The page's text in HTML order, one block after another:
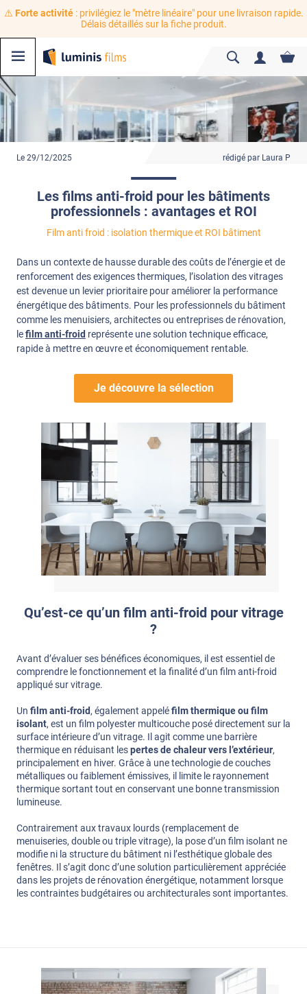
⚠️ Forte activité: privilégiez le "mètre linéaire" pour une livraison rapide.
Délais détaillés sur la fiche produit.
Le 29/12/2025 rédigé par Laura P
Les films anti-froid pour les bâtiments
professionnels : avantages et ROI
Film anti froid : isolation thermique et ROI bâtiment
Dans un contexte de hausse durable des coûts de l’énergie et de
renforcement des exigences thermiques, l’isolation des vitrages
est devenue un levier prioritaire pour améliorer la performance
énergétique des bâtiments. Pour les professionnels du bâtiment
comme les menuisiers, architectes ou entreprises de rénovation,
lefilm anti-froid représente une solution technique efficace,
rapide à mettre en œuvre et économiquement rentable.
Je découvre la sélection
Qu’est-ce qu’un film anti-froid pour vitrage
?
Avant d’évaluer ses bénéfices économiques, il est essentiel de
comprendre le fonctionnement et la finalité d’un film anti-froid
appliqué sur vitrage.
Un film anti-froid, également appeléfilm thermique ou film
isolant, est un film polyester multicouche posé directement sur la
surface intérieure d’un vitrage. Il agit comme une barrière
thermique en réduisant lespertes de chaleur vers l’extérieur,
principalement en hiver. Grâce à une technologie de couches
métalliques ou faiblement émissives, il limite le rayonnement
thermique sortant tout en conservant une bonne transmission
lumineuse.
Contrairement aux travaux lourds (remplacement de
menuiseries, double ou triple vitrage), la pose d’un film isolant ne
modifie ni la structure du bâtiment ni l’esthétique globale des
fenêtres. Il s’agit donc d’une solution particulièrement appréciée
dans les projets de rénovation énergétique, notamment lorsque
les contraintes budgétaires ou architecturales sont importantes.